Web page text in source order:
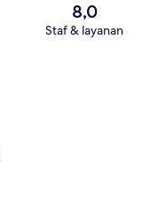
8,0
Staf & layanan